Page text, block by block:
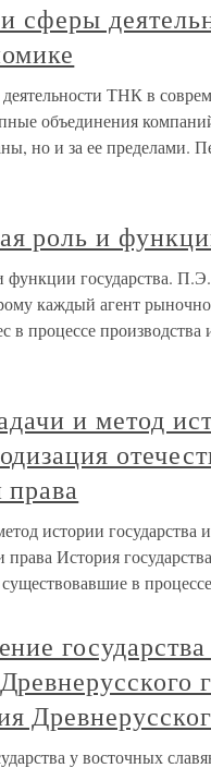
сферы
ТНК в
объединения
но и за ее пределами.
роль и
функции государства.
каждый агент
в процессе
и метод
права
истории
права История
в
у восточных